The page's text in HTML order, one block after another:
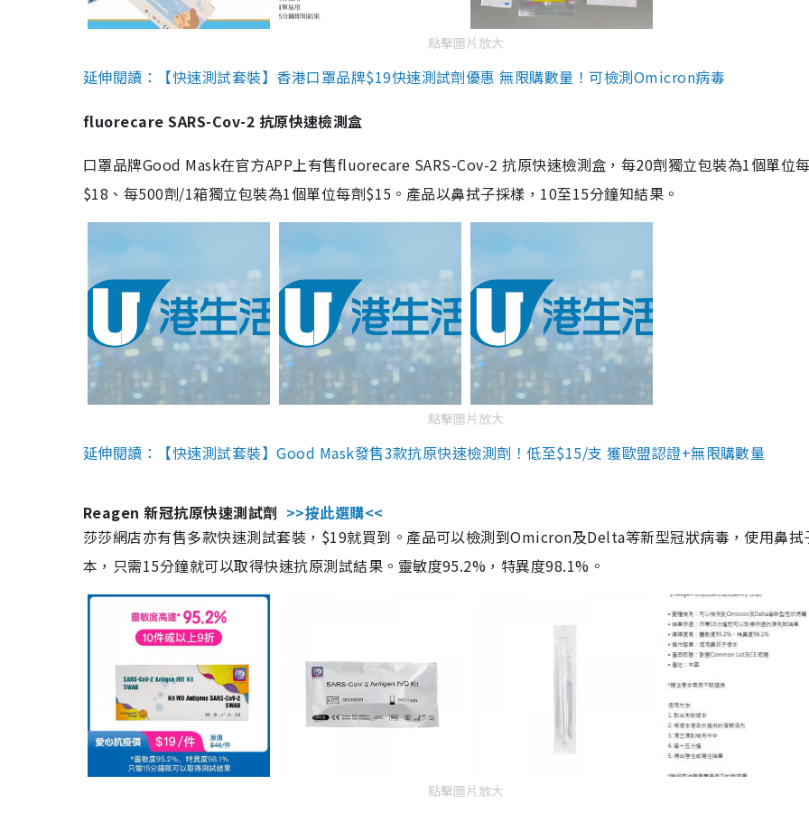
點擊圖片放大
延伸閱讀：【快速測試套裝】香港口罩品牌$19快速測試劑優惠 無限購數量！可檢測Omicron病毒
fluorecare SARS-Cov-2 抗原快速檢測盒
口罩品牌Good Mask在官方APP上有售fluorecare SARS-Cov-2 抗原快速檢測盒，每20劑獨立包裝為1個單位
$18、每500劑/1箱獨立包裝為1個單位每劑$15。產品以鼻拭子採樣，10至15分鐘知結果。
點擊圖片放大
延伸閱讀：【快速測試套裝】Good Mask發售3款抗原快速檢測劑！低至$15/支 獲歐盟認證+無限購數量
Reagen 新冠抗原快速測試劑 >>按此選購<<
莎莎網店亦有售多款快速測試套裝，$19就買到。產品可以檢測到Omicron及Delta等新型冠狀病毒，使用鼻拭
本，只需15分鐘就可以取得快速抗原測試結果。靈敏度95.2%，特異度98.1%。
點擊圖片放大